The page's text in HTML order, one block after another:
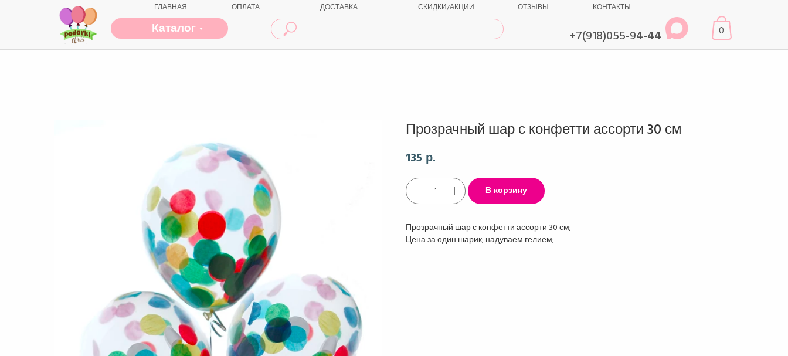
+7(918)055-94-44
ОПЛАТА
ГЛАВНАЯ СКИДКИ/АКЦИИ
ДОСТАВКА ОТЗЫВЫ КОНТАКТЫ
0
Каталог
Прозрачный шар с конфетти ассорти 30 см
135 р.
В корзину
Прозрачный шар с конфетти ассорти 30 см;
Цена за один шарик; надуваем гелием;